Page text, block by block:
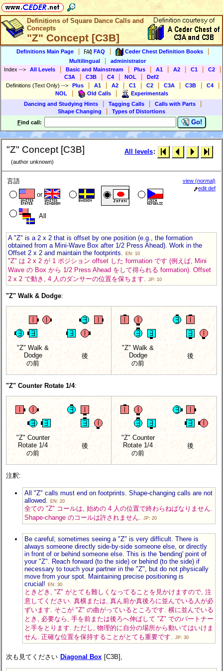
Definitions of Square Dance Calls and
Concepts
"Z" Concept [C3B]
Definitions Main Page FAQ Ceder Chest Definition Books
Multilingual
administrator
Index --> All Levels Basic and Mainstream Plus A1 A2 C1 C2
C3A C3B C4 NOL
Def2
Definitions (Text Only) --> Plus A1 A2 C1 C2 C3A C3B C4
NOL Old Calls
Experimentals
Dancing and Studying Hints
Tagging Calls Calls with Parts
Shape Changing
Types of Distortions
Find call: Go!
"Z" Concept [C3B]
(author unknown)
All levels:
言語
or
All
view (normal)
edit def
A "Z" is a 2 x 2 that is offset by one position (e.g., the formation
obtained from a Mini-Wave Box after 1/2 Press Ahead). Work in the
Offset 2 x 2 and maintain the footprints.
EN: 10
"Z" は 2 x 2 が 1 ポジション offset した formation です (例えば, Mini
Wave の Box から 1/2 Press Ahead をして得られる formation). Offset
2 x 2 で動き, 4 人のダンサーの位置を保ちます.
JP: 10
"Z" Walk & Dodge:
"Z" Walk &
Dodge
の前
後
"Z" Walk &
Dodge
の前
後
"Z" Counter Rotate 1/4:
"Z" Counter
Rotate 1/4
の前
後
"Z" Counter
Rotate 1/4
の前
後
注釈:
All "Z" calls must end on footprints. Shape-changing calls are not
allowed.
EN: 20
全ての "Z" コールは, 始めの 4 人の位置で終わらねばなりません.
Shape-change のコールは許されません.
JP: 20
Be careful; sometimes seeing a "Z" is very difficult. There is
always someone directly side-by-side someone else, or directly
in front of or behind someone else. This is the 'bending' point of
your "Z". Reach forward (to the side) or behind (to the side) if
necessary to touch your partner in the "Z", but do not physically
move from your spot. Maintaining precise positioning is
crucial!
EN: 30
ときどき, "Z" がとても難しくなってることを見かけますので, 注
意してください. 真横または, 真ん前か真後ろに並んでいる人が必
ずいます. そこが "Z" の曲がっているところです. 横に並んでいる
とき, 必要なら, 手を前または後ろへ伸ばして "Z" でのパートナー
と手をとります. ただし, 物理的に自分の場所から動いてはいけま
せん. 正確な位置を保持することがとても重要です.
JP: 30
次も見てください Diagonal Box [C3B],